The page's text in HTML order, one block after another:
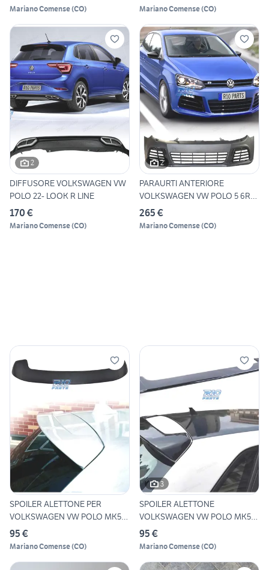
Mariano Comense(CO) Mariano Comense(CO)
2
DIFFUSORE VOLKSWAGEN VW
POLO 22- LOOK R LINE
170 €
Mariano Comense(CO)
2
PARAURTI ANTERIORE
VOLKSWAGEN VW POLO 5 6R
09-14 L
265 €
Mariano Comense(CO)
SPOILER ALETTONE PER
VOLKSWAGEN VW POLO MK5
09-17
95 €
Mariano Comense(CO)
3
SPOILER ALETTONE
VOLKSWAGEN VW POLO MK5
09-14 LOOK
95 €
Mariano Comense(CO)